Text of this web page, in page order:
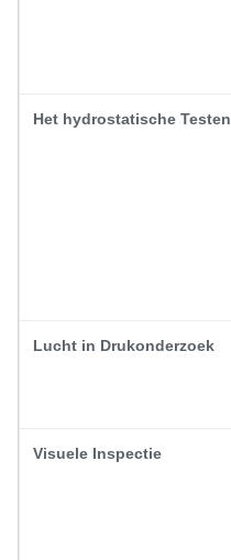
Het hydrostatische Testen
Lucht in Drukonderzoek
Visuele Inspectie